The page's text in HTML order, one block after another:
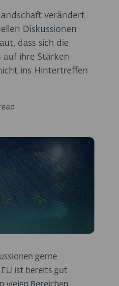
verändert
Diskussionen
dass sich die
auf ihre Stärken
ins Hintertreffen
gerne
ist bereits gut